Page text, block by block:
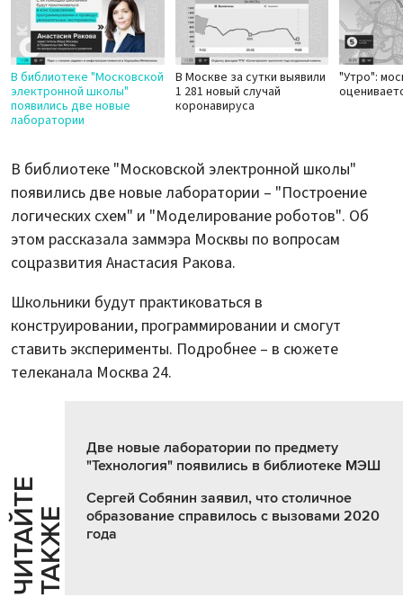
В библиотеке "Московской
электронной школы"
появились две новые
лаборатории
В Москве за сутки выявили
1 281 новый случай
коронавируса
"Утро":
В библиотеке "Московской электронной школы"
появились две новые лаборатории – "Построение
логических схем" и "Моделирование роботов". Об
этом рассказала заммэра Москвы по вопросам
соцразвития Анастасия Ракова.
Школьники будут практиковаться в
конструировании, программировании и смогут
ставить эксперименты. Подробнее – в сюжете
телеканала Москва 24.
Ч
И
Т
АЙ
Т
Е
Т
А
К
ЖЕ
Две новые лаборатории по предмету
"Технология" появились в библиотеке МЭШ
Сергей Собянин заявил, что столичное
образование справилось с вызовами 2020
года